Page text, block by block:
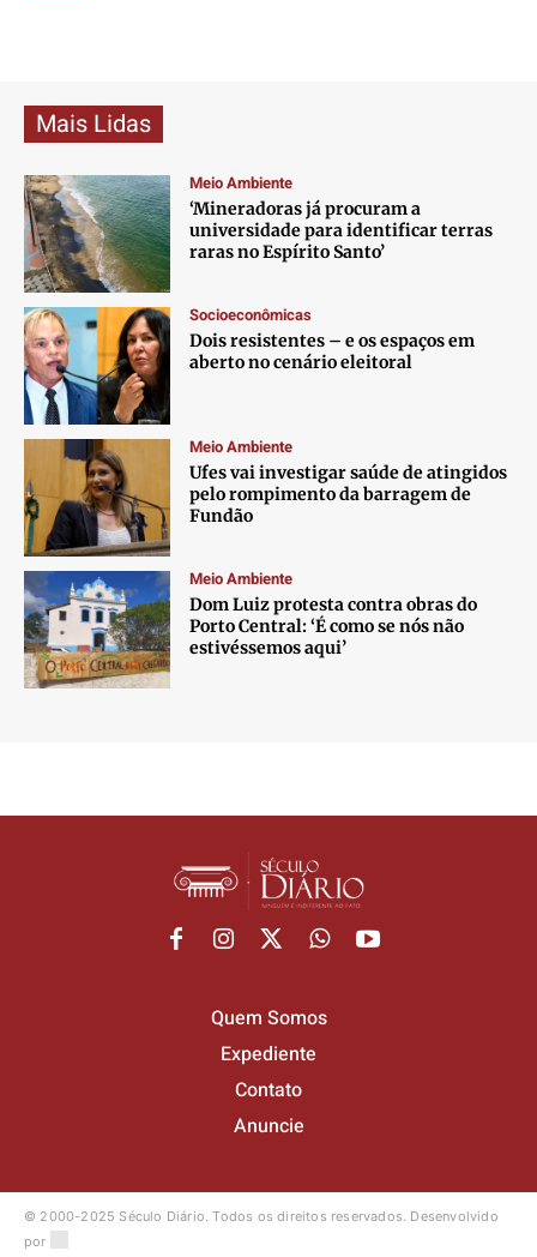
Mais Lidas
Meio Ambiente
‘Mineradoras já procuram a
universidade para identificar terras
raras no Espírito Santo’
Socioeconômicas
Dois resistentes – e os espaços em
aberto no cenário eleitoral
Meio Ambiente
Ufes vai investigar saúde de atingidos
pelo rompimento da barragem de
Fundão
Meio Ambiente
Dom Luiz protesta contra obras do
Porto Central: ‘É como se nós não
estivéssemos aqui’
Quem Somos
Expediente
Contato
Anuncie
© 2000-2025 Século Diário.Todos os direitos reservados. Desenvolvido
por